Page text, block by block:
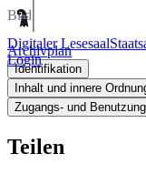
Digitaler Lesesaal
Login
Bild
Archivplan
Identifikation
Inhalt und innere
Zugangs- und
Teilen